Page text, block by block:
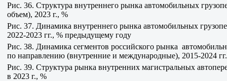
Рис. 36. Структура внутреннего рынка автомобильных
объем), 2023 г., %
Рис. 37. Динамика внутреннего рынка автомобильных
2022-2023 гг., % предыдущему году
Рис. 38. Динамика сегментов российского рынка
по направлению (внутренние и международные), 2015-2024
Рис. 39. Структура рынка внутренних магистральных
в 2023 г., %